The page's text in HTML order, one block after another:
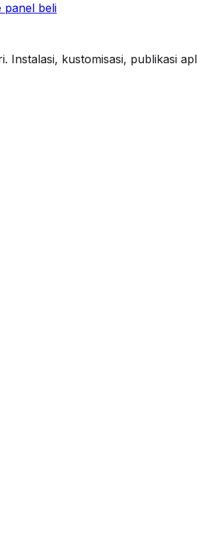
panel beli
kustomisasi, publikasi